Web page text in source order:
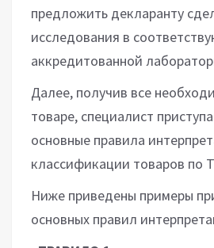
предложить декларанту
исследования в
аккредитованной
Далее, получив все
товаре, специалист
основные правила
классификации товаров по
Ниже приведены примеры
основных правил